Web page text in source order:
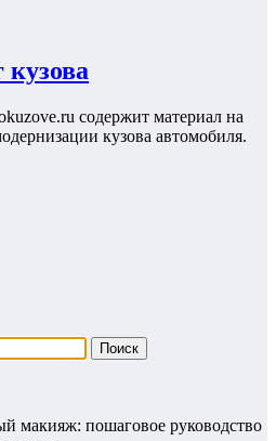
содержит материал на
кузова автомобиля.
макияж: пошаговое руководство